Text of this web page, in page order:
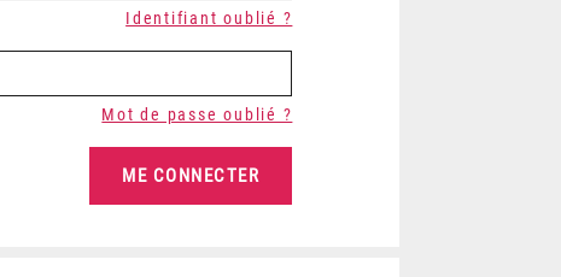
Identifiant oublié ?
Mot de passe oublié ?